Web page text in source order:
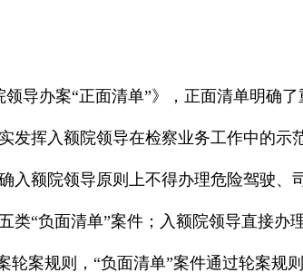
导办案“正面清单”》，正面清单明确
挥入额院领导在检察业务工作中的示
入额院领导原则上不得办理危险驾驶、
“负面清单”案件；入额院领导直接办
案规则，“负面清单”案件通过轮案规